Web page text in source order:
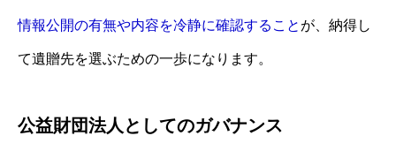
情報公開の有無や内容を冷静に確認すること が、納得し
て遺贈先を選ぶための一歩になります。
公益財団法人としてのガバナンス